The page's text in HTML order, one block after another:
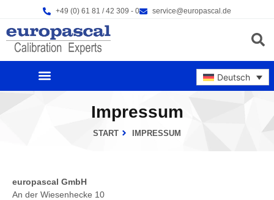
springen
+49 (0) 61 81 / 42 309 - 0 service@europascal.de
Deutsch
Impressum
START IMPRESSUM
europascal GmbH
An der Wiesenhecke 10